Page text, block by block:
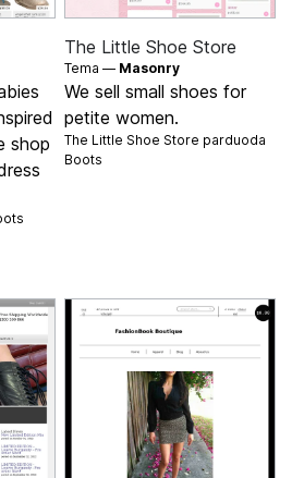
shop
The Little Shoe Store
Tema — Masonry
We sell small shoes for
petite women.
The Little Shoe Store parduoda
Boots